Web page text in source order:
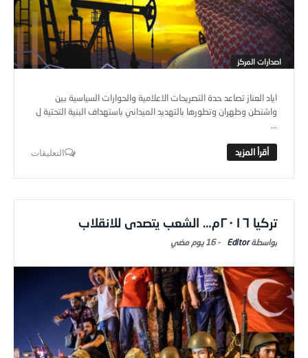
اصدارات المركز
اياد العناز تصاعد حدة التصريحات الاعلامية والحوارات السياسية بين
واشنطن وطهران وتطورها بالتهديد الميداني باستهداف البنية التحتية ل
...
التعليقات
تركيا ٢٠١٦م… الشعب يتصدى للانقلاب
Editor
-16 يوم ‎مضي